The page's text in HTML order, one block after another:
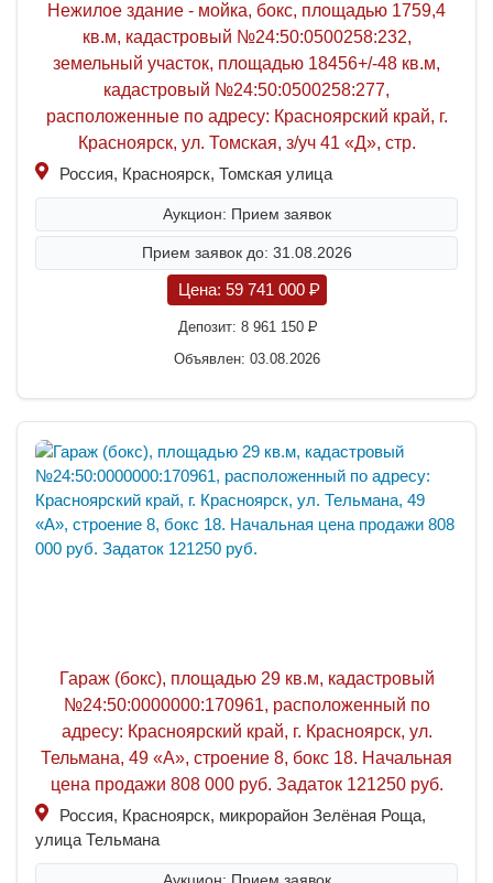
Нежилое здание - мойка, бокс, площадью 1759,4
кв.м, кадастровый №24:50:0500258:232,
земельный участок, площадью 18456+/-48 кв.м,
кадастровый №24:50:0500258:277,
расположенные по адресу: Красноярский край, г.
Красноярск, ул. Томская, з/уч 41 «Д», стр.
Россия, Красноярск, Томская улица
Аукцион: Прием заявок
Прием заявок до: 31.08.2026
Цена: 59 741 000 P
Депозит: 8 961 150P
Объявлен: 03.08.2026
Гараж (бокс), площадью 29 кв.м, кадастровый
№24:50:0000000:170961, расположенный по
адресу: Красноярский край, г. Красноярск, ул.
Тельмана, 49 «А», строение 8, бокс 18. Начальная
цена продажи 808 000 руб. Задаток 121250 руб.
Россия, Красноярск, микрорайон Зелёная Роща,
улица Тельмана